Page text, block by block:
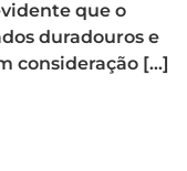
que o
duradouros e
consideração […]